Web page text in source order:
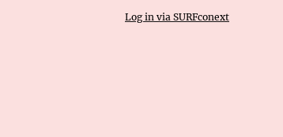
Log in via SURFconext